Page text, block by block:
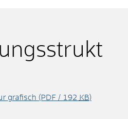
grafisch (PDF / 192 KB)